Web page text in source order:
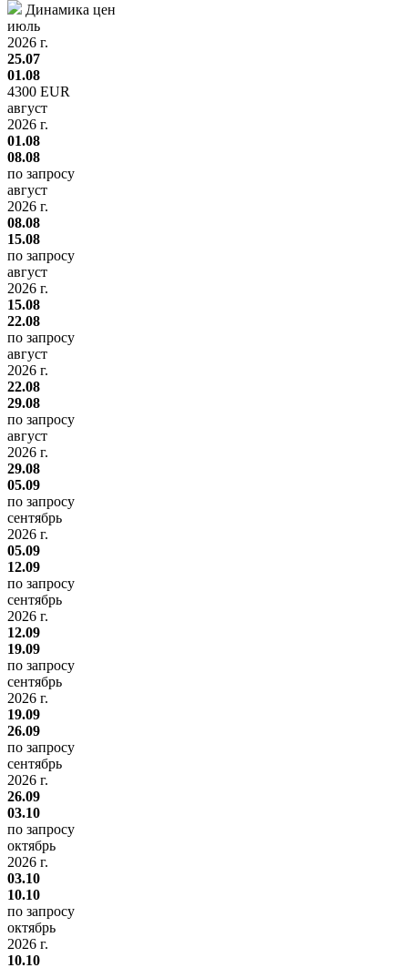
Динамика цен
июль
2026 г.
25.07
01.08
4300 EUR
август
2026 г.
01.08
08.08
по запросу
август
2026 г.
08.08
15.08
по запросу
август
2026 г.
15.08
22.08
по запросу
август
2026 г.
22.08
29.08
по запросу
август
2026 г.
29.08
05.09
по запросу
сентябрь
2026 г.
05.09
12.09
по запросу
сентябрь
2026 г.
12.09
19.09
по запросу
сентябрь
2026 г.
19.09
26.09
по запросу
сентябрь
2026 г.
26.09
03.10
по запросу
октябрь
2026 г.
03.10
10.10
по запросу
октябрь
2026 г.
10.10